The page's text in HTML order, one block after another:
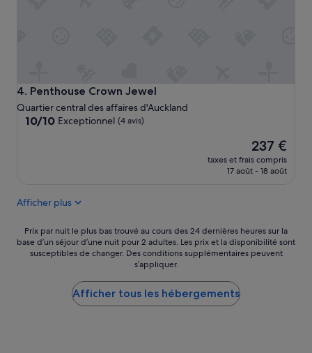
a
!
m
d
4. Penthouse Crown Jewel
Penthouse Crown Jewel
Quartier central des affaires d'Auckland
10.0
10/10 Exceptionnel (4 avis)
Le
nouveau
prix
237 €
taxes et frais compris
17 août - 18 août
Afficher plus
Prix
par
nuit
Prix par nuit le plus bas trouvé au cours des 24 dernières heures sur la
base d’un séjour d’une nuit pour 2 adultes. Les prix et la disponibilité sont
susceptibles de changer. Des conditions supplémentaires peuvent
s’appliquer.
Afficher tous les hébergements